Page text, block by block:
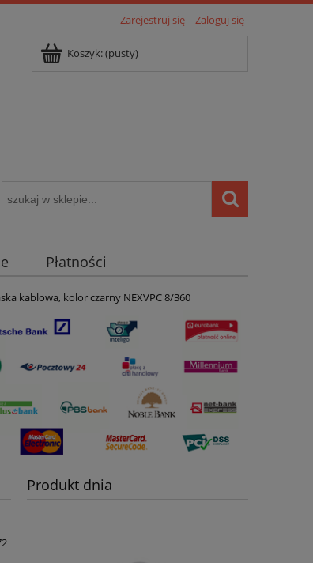
Zarejestruj się Zaloguj się
Koszyk:(pusty)
Płatności
( POCKET HOME )
kablowa, kolor czarny NEXVPC 8/360
Produkt dnia